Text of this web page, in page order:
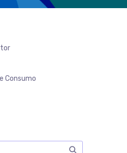
Consumo